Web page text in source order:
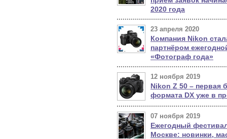
2020 года
23 апреля 2020
Компания Nikon
партнёром
«Фотограф года»
12 ноября 2019
Nikon Z 50 – первая
формата DX уже в
07 ноября 2019
Ежегодный
Москве: новинки,